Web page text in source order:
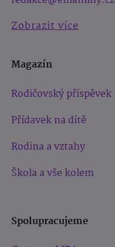
Zobrazit více
Magazín
Rodičovský příspěvek
Přídavek na dítě
Rodina a vztahy
Škola a vše kolem
Spolupracujeme